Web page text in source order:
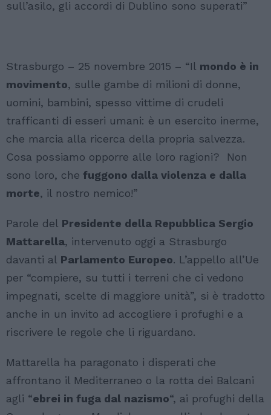
sull’asilo, gli accordi di Dublino sono superati”
Strasburgo – 25 novembre 2015 – “Il mondo è in
movimento, sulle gambe di milioni di donne,
uomini, bambini, spesso vittime di crudeli
trafficanti di esseri umani: è un esercito inerme,
che marcia alla ricerca della propria salvezza.
Cosa possiamo opporre alle loro ragioni? Non
sono loro, che fuggono dalla violenza e dalla
morte, il nostro nemico!”
Parole del Presidente della Repubblica Sergio
Mattarella, intervenuto oggi a Strasburgo
davanti al Parlamento Europeo. L’appello all’Ue
per “compiere, su tutti i terreni che ci vedono
impegnati, scelte di maggiore unità”, si è tradotto
anche in un invito ad accogliere i profughi e a
riscrivere le regole che li riguardano.
Mattarella ha paragonato i disperati che
affrontano il Mediterraneo o la rotta dei Balcani
agli “ebrei in fuga dal nazismo“, ai profughi della